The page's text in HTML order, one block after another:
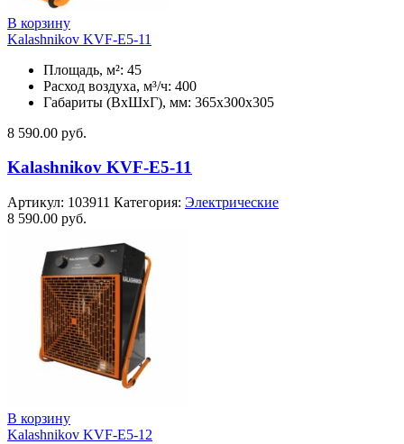
В корзину
Kalashnikov KVF-E5-11
Площадь, м²: 45
Расход воздуха, м³/ч: 400
Габариты (ВхШхГ), мм: 365x300x305
8 590.00 руб.
Kalashnikov KVF-E5-11
Артикул: 103911 Категория: Электрические
8 590.00 руб.
В корзину
Kalashnikov KVF-E5-12